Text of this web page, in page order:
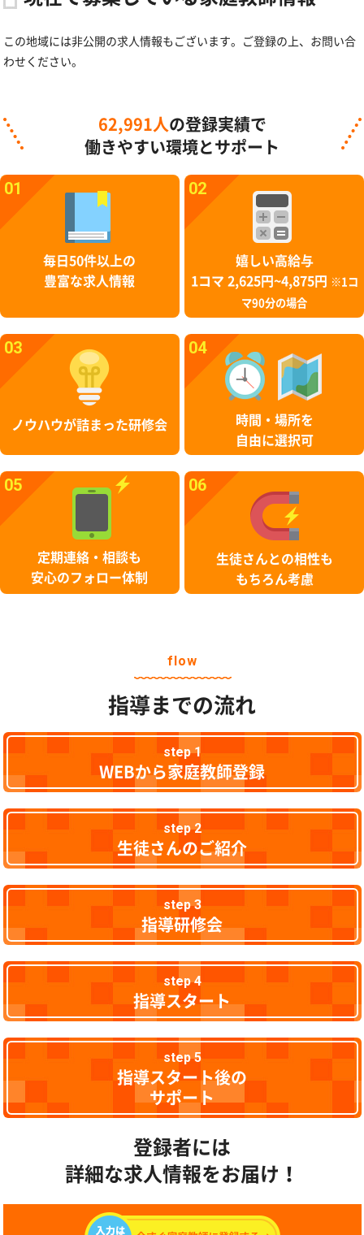
この地域には非公開の求人情報もございます。ご登録の上、お問い合
わせください。
62,991人 の登録実績で
働きやすい環境とサポート
01
毎日50件以上の
豊富な求人情報
02
嬉しい高給与
1コマ 2,625円~4,875円
※1コ
マ90分の場合
03
ノウハウが詰まった研修会
04
時間・場所を
自由に選択可
05
定期連絡・相談も
安心のフォロー体制
06
生徒さんとの相性も
もちろん考慮
flow
指導までの流れ
step 1
WEBから家庭教師登録
step 2
生徒さんのご紹介
step 3
指導研修会
step 4
指導スタート
step 5
指導スタート後の
サポート
登録者には
詳細な求人情報をお届け！